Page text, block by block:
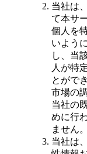
当社は
て本サ
個人を
いよう
し、当
人が特
とがで
市場の
当社の
めに行
ません。
当社は